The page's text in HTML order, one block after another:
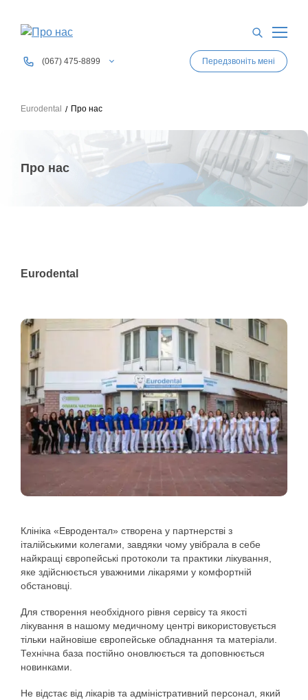
067 Показати номер Передзвоніть мені
Eurodental Про нас
Про нас
Eurodental
Клініка «Евродентал» створена у партнерстві з
італійськими колегами, завдяки чому увібрала в себе
найкращі європейські протоколи та практики лікування,
яке здійснюється уважними лікарями у комфортній
обстановці.
Для створення необхідного рівня сервісу та якості
лікування в нашому медичному центрі використовується
тільки найновіше європейське обладнання та матеріали.
Технічна база постійно оновлюється та доповнюється
новинками.
Не відстає від лікарів та адміністративний персонал, який